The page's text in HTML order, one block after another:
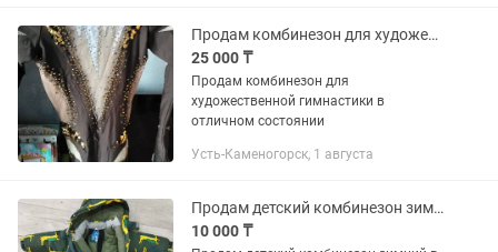
Продам комбинезон для художественной гимнастики
25 000 ₸
Продам комбинезон для
художественной гимнастики в
отличном состоянии
Усть-Каменогорск, 1 августа
Продам детский комбинезон зимний
10 000 ₸